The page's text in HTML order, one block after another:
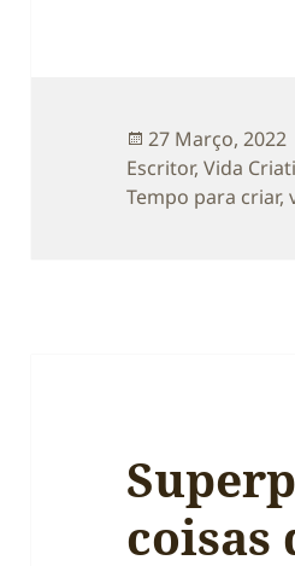
Publicado
a
27 Março, 2022
Escritor,Vida
Tempo para criar,
coisas